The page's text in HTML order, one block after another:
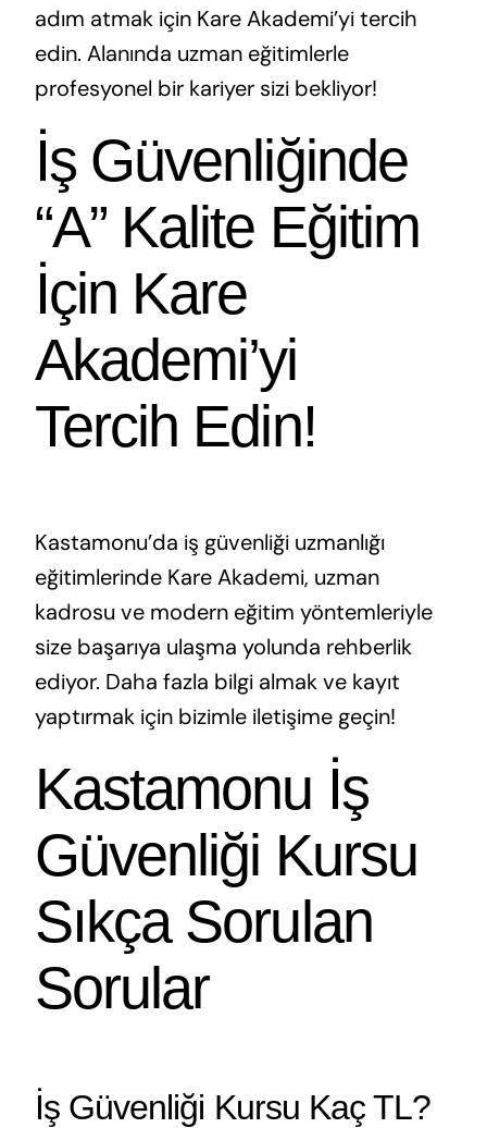
adım atmak için Kare Akademi’yi tercih
edin. Alanında uzman eğitimlerle
profesyonel bir kariyer sizi bekliyor!
İş Güvenliğinde
“A” Kalite Eğitim
İçin Kare
Akademi’yi
Tercih Edin!
Kastamonu’da iş güvenliği uzmanlığı
eğitimlerinde Kare Akademi, uzman
kadrosu ve modern eğitim yöntemleriyle
size başarıya ulaşma yolunda rehberlik
ediyor. Daha fazla bilgi almak ve kayıt
yaptırmak için bizimle iletişime geçin!
Kastamonu İş
Güvenliği Kursu
Sıkça Sorulan
Sorular
İş Güvenliği Kursu Kaç TL?